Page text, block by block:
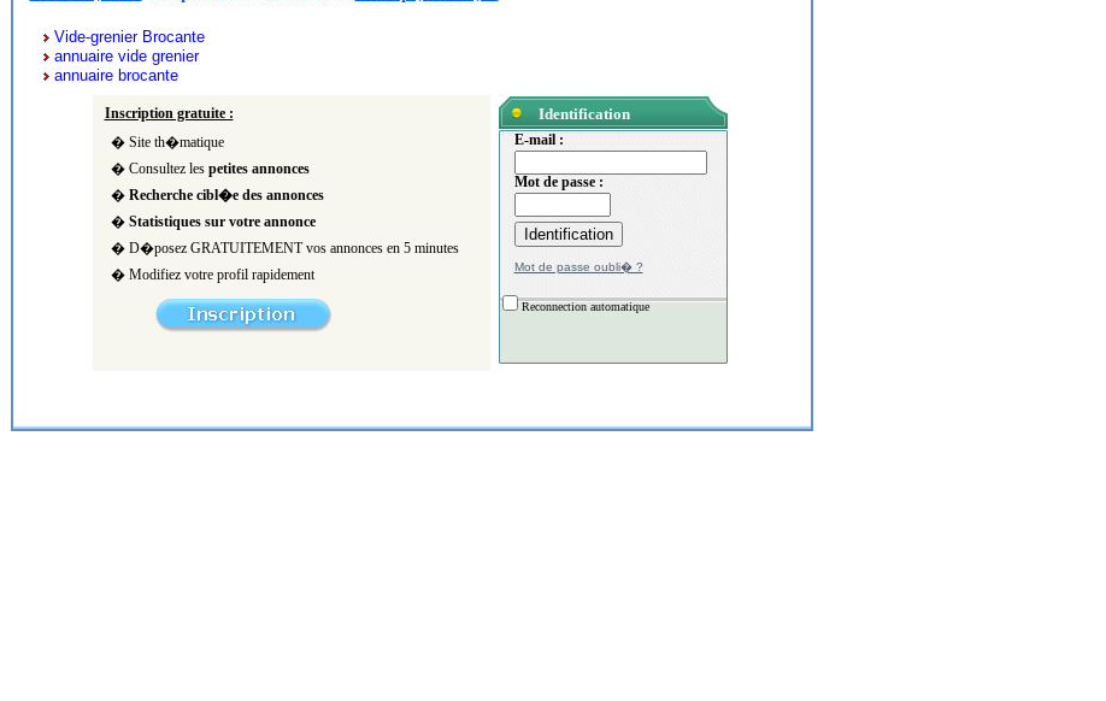
Vide-grenier Brocante
annuaire vide grenier
annuaire brocante
Inscription gratuite :
� Site th�matique
� Consultez les petites annonces
� Recherche cibl�e des annonces
� Statistiques sur votre annonce
� D�posez GRATUITEMENT vos annonces en 5 minutes
� Modifiez votre profil rapidement
Identification
E-mail :
Mot de passe :
Mot de passe oubli� ?
Reconnection automatique